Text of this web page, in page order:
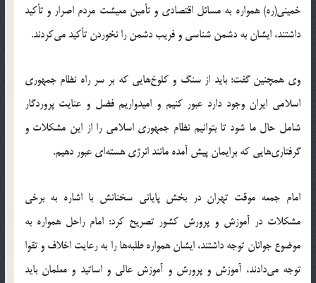
خمینی(ره) همواره به مسائل اقتصادی و تأمین معیشت مردم اصرار و تأکید
داشتند، ایشان به دشمن شناسی و فریب دشمن را نخوردن تأکید می‌کردند.
وی همچنین گفت: باید از سنگ و کلوخ‌هایی که بر سر راه نظام جمهوری
اسلامی ایران وجود دارد عبور کنیم و امیدواریم فضل و عنایت پروردگار
شامل حال ما شود تا بتوانیم نظام جمهوری اسلامی را از این مشکلات و
گرفتاری‌هایی که برایمان پیش آمده مانند انرژی هسته‌ای عبور دهیم.
امام جمعه موقت تهران در بخش پایانی سخنانش با اشاره به برخی
مشکلات در آموزش و پرورش کشور تصریح کرد: امام راحل همواره به
موضوع جوانان توجه داشتند، ایشان همواره طلبه‌ها را به رعایت اخلاف و تقوا
توجه می‌دادند، آموزش و پرورش و آموزش عالی و اساتید و معلمان باید